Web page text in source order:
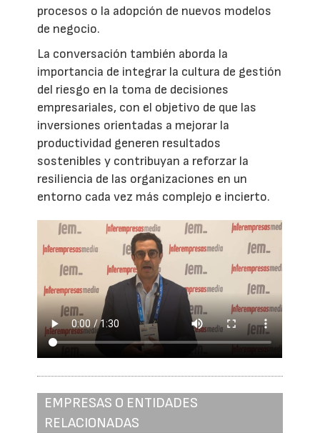
procesos o la adopción de nuevos modelos
de negocio.
La conversación también aborda la
importancia de integrar la cultura de gestión
del riesgo en la toma de decisiones
empresariales, con el objetivo de que las
inversiones orientadas a mejorar la
productividad generen resultados
sostenibles y contribuyan a reforzar la
resiliencia de las organizaciones en un
entorno cada vez más complejo e incierto.
EMPRESAS O ENTIDADES
RELACIONADAS